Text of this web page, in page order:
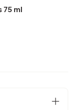
75 ml